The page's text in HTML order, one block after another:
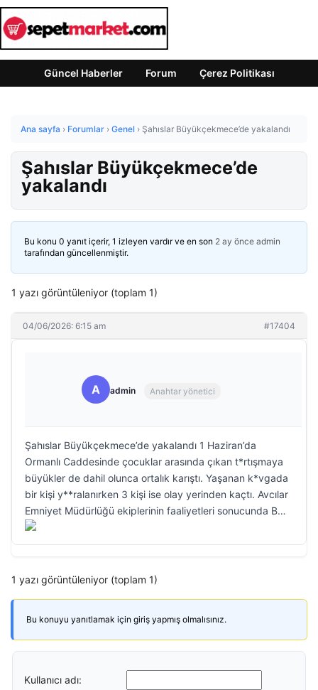
Güncel Haberler Forum Çerez Politikası
Ana sayfa › Forumlar › Genel › Şahıslar Büyükçekmece’de yakalandı
Şahıslar Büyükçekmece’de
yakalandı
Bu konu 0 yanıt içerir, 1 izleyen vardır ve en son 2 ay önce admin
tarafından güncellenmiştir.
1 yazı görüntüleniyor (toplam 1)
04/06/2026: 6:15 am #17404
A admin Anahtar yönetici
Şahıslar Büyükçekmece’de yakalandı 1 Haziran’da
Ormanlı Caddesinde çocuklar arasında çıkan t*rtışmaya
büyükler de dahil olunca ortalık karıştı. Yaşanan k*vgada
bir kişi y**ralanırken 3 kişi ise olay yerinden kaçtı. Avcılar
Emniyet Müdürlüğü ekiplerinin faaliyetleri sonucunda B…
1 yazı görüntüleniyor (toplam 1)
Bu konuyu yanıtlamak için giriş yapmış olmalısınız.
Kullanıcı adı: